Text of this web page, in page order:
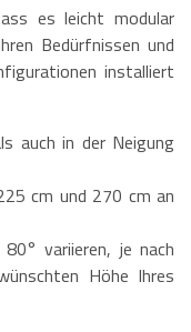
es leicht modular
Bedürfnissen und
installiert
auch in der Neigung
cm und 270 cm an
variieren, je nach
Höhe Ihres